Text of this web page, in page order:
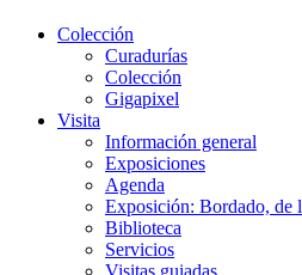
Colección
Curadurías
Colección
Gigapixel
Visita
Información general
Exposiciones
Agenda
Exposición: Bordado, de
Biblioteca
Servicios
Visitas guiadas